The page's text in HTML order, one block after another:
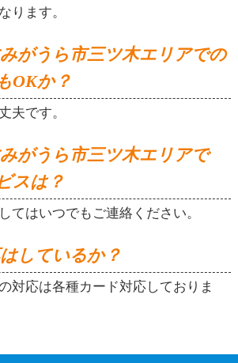
ります。
がうら市三ツ木エリアでの
OKか？
夫です。
がうら市三ツ木エリアで
スは？
てはいつでもご連絡ください。
しているか？
対応は各種カード対応しておりま